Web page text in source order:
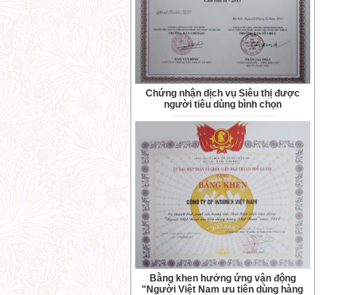
Chứng nhận dịch vụ Siêu thị được
người tiêu dùng bình chọn
Bằng khen hưởng ứng vận động
"Người Việt Nam ưu tiên dùng hàng